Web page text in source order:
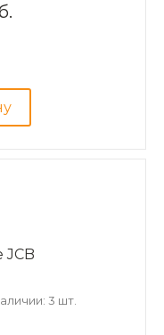
JCB
3 шт.